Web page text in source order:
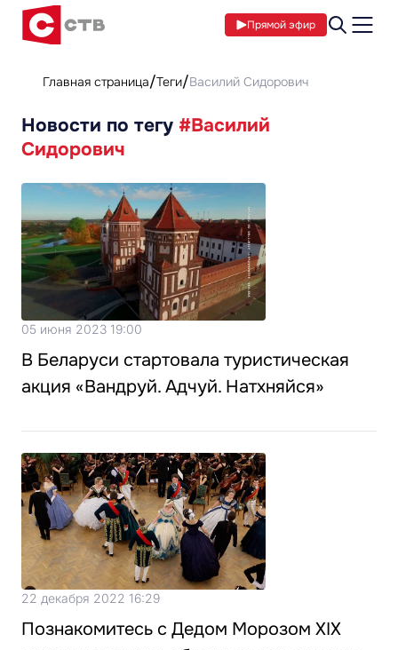
Прямой эфир
Главная страница Теги Василий Сидорович
Новости по тегу #Василий
Сидорович
05 июня 2023 19:00
В Беларуси стартовала туристическая
акция «Вандруй. Адчуй. Натхняйся»
22 декабря 2022 16:29
Познакомитесь с Дедом Морозом XIX